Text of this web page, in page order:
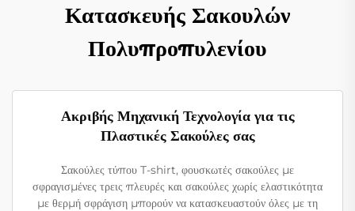
Κατασκευής Σακουλών
Πολυπροπυλενίου
Ακριβής Μηχανική Τεχνολογία για τις
Πλαστικές Σακούλες σας
Σακούλες τύπου T-shirt, φουσκωτές σακούλες με
σφραγισμένες τρεις πλευρές και σακούλες χωρίς ελαστικότητα
με θερμή σφράγιση μπορούν να κατασκευαστούν όλες με τη